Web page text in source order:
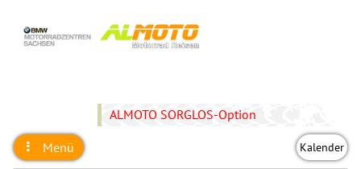
ALMOTO SORGLOS-Option
Menü Kalender